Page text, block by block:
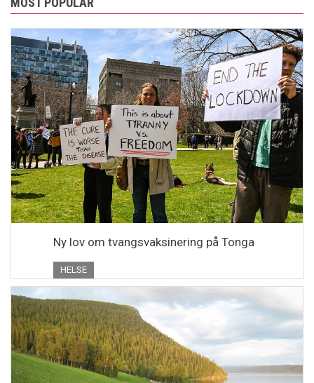
Ny lov om tvangsvaksinering på Tonga
HELSE